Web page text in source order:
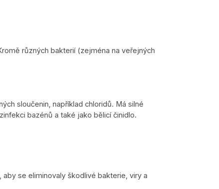
různých bakterií (zejména na veřejných
sloučenin, například chloridů. Má silné
bazénů a také jako bělicí činidlo.
se eliminovaly škodlivé bakterie, viry a